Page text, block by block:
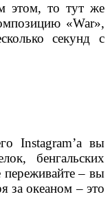
этом, то тут же
«War»,
секунд с
Instagram’а вы
бенгальских
переживайте – вы
за океаном – это